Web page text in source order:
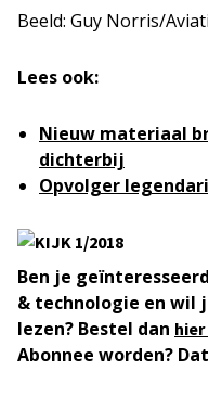
Beeld: Guy Norris/
Lees ook:
Nieuw materiaal
dichterbij
Opvolger
Ben je
& technologie en wil
lezen? Bestel dan hier
Abonnee worden?